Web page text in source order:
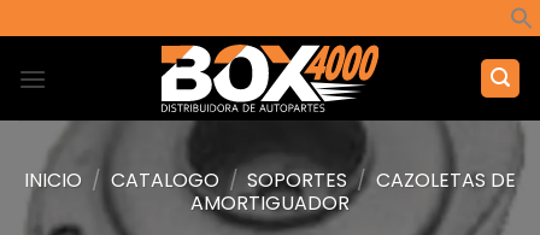
al
contenido
INICIO / CATALOGO / SOPORTES / CAZOLETAS DE
AMORTIGUADOR